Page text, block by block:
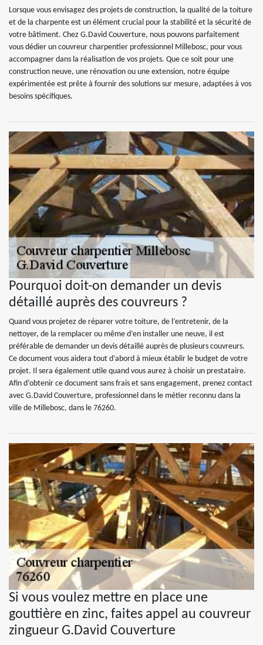
Lorsque vous envisagez des projets de construction, la qualité de la toiture
et de la charpente est un élément crucial pour la stabilité et la sécurité de
votre bâtiment. Chez G.David Couverture, nous pouvons parfaitement
vous dédier un couvreur charpentier professionnel Millebosc, pour vous
accompagner dans la réalisation de vos projets. Que ce soit pour une
construction neuve, une rénovation ou une extension, notre équipe
expérimentée est prête à fournir des solutions sur mesure, adaptées à vos
besoins spécifiques.
Pourquoi doit-on demander un devis
détaillé auprès des couvreurs ?
Quand vous projetez de réparer votre toiture, de l’entretenir, de la
nettoyer, de la remplacer ou même d’en installer une neuve, il est
préférable de demander un devis détaillé auprès de plusieurs couvreurs.
Ce document vous aidera tout d’abord à mieux établir le budget de votre
projet. Il sera également utile quand vous aurez à choisir un prestataire.
Afin d’obtenir ce document sans frais et sans engagement, prenez contact
avec G.David Couverture, professionnel dans le métier reconnu dans la
ville de Millebosc, dans le 76260.
Si vous voulez mettre en place une
gouttière en zinc, faites appel au couvreur
zingueur G.David Couverture